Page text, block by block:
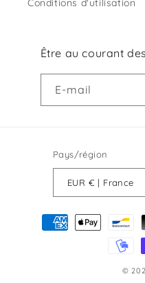
Conditions d'utilisation
Être au courant
E-mail
Pays/région
EUR € | France
Moyens
©